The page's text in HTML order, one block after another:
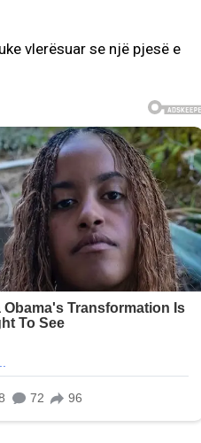
vlerësuar se një pjesë e